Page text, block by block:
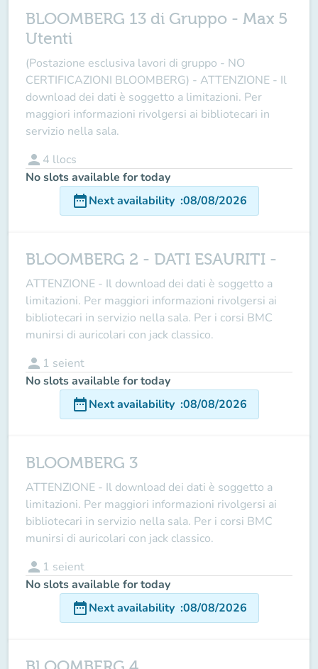
BLOOMBERG 13 di Gruppo - Max 5
Utenti
(Postazione esclusiva lavori di gruppo - NO
CERTIFICAZIONI BLOOMBERG) - ATTENZIONE - Il
download dei dati è soggetto a limitazioni. Per
maggiori informazioni rivolgersi ai bibliotecari in
servizio nella sala.
person 4 llocs
No slots available for today
date_rangeNext availability :08/08/2026
BLOOMBERG 2 - DATI ESAURITI -
ATTENZIONE - Il download dei dati è soggetto a
limitazioni. Per maggiori informazioni rivolgersi ai
bibliotecari in servizio nella sala. Per i corsi BMC
munirsi di auricolari con jack classico.
person 1 seient
No slots available for today
date_rangeNext availability :08/08/2026
BLOOMBERG 3
ATTENZIONE - Il download dei dati è soggetto a
limitazioni. Per maggiori informazioni rivolgersi ai
bibliotecari in servizio nella sala. Per i corsi BMC
munirsi di auricolari con jack classico.
person 1 seient
No slots available for today
date_rangeNext availability :08/08/2026